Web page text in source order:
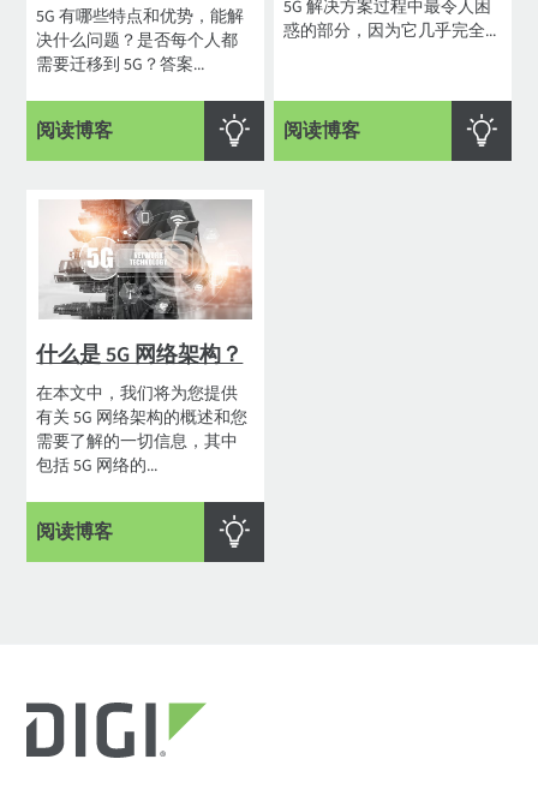
5G 有哪些特点和优势，能解
决什么问题？是否每个人都
需要迁移到 5G？答案...
阅读博客
5G 解决方案过程中最令人困
惑的部分，因为它几乎完全...
阅读博客
什么是 5G 网络架构？
在本文中，我们将为您提供
有关 5G 网络架构的概述和您
需要了解的一切信息，其中
包括 5G 网络的...
阅读博客